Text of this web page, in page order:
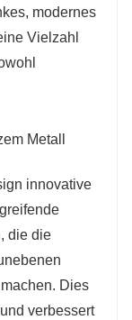
modernes
Vielzahl
innovative
die die
Dies
verbessert